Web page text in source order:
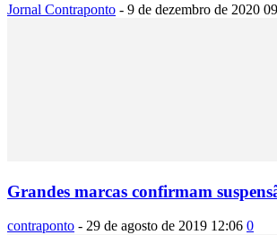
Jornal Contraponto - 9 de dezembro de 2020
Grandes marcas confirmam
contraponto - 29 de agosto de 2019 12:06 0